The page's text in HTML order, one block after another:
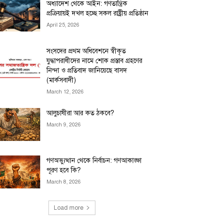
অধ্যাদেশ থেকে আইন: গণতান্ত্রিক
প্রক্রিয়ায়ই দখল হচ্ছে সকল রাষ্ট্রীয় প্রতিষ্ঠান
April 25, 2026
সংসদের প্রথম অধিবেশনে স্বীকৃত
যুদ্ধাপরাধীদের নামে শোক প্রস্তাব গ্রহণের
নিন্দা ও প্রতিবাদ জানিয়েছে বাসদ
(মার্কসবাদী)
March 12, 2026
আলুচাষীরা আর কত ঠকবে?
March 9, 2026
গণঅভ্যুত্থান থেকে নির্বাচন: গণআকাঙ্ক্ষা
পূরণ হবে কি?
March 8, 2026
Load more